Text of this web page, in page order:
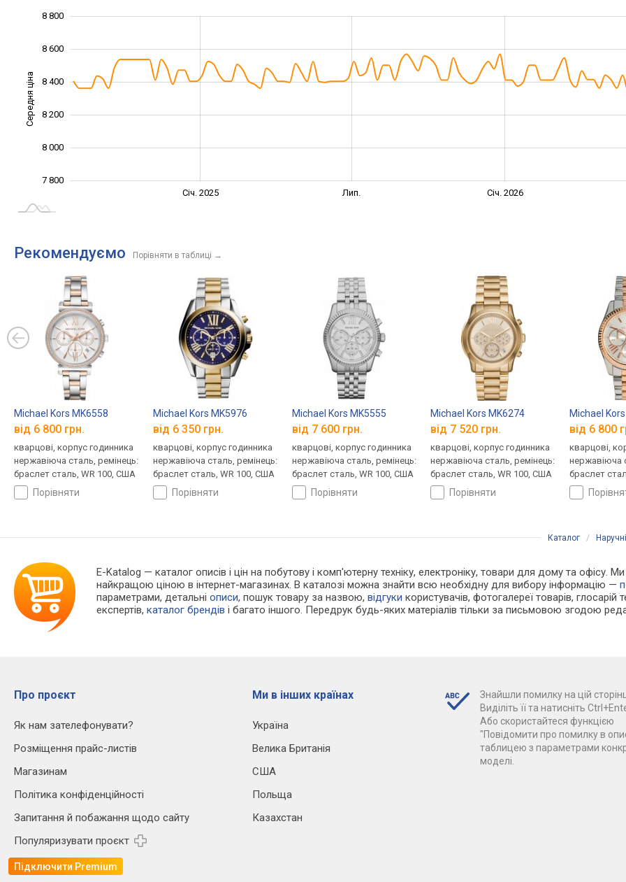
Середня ціна
7 800
8 000
8 200
8 400
8 800
8 600
Січ. 2025 Лип. Січ. 2026
Рекомендуємо Порівняти в таблиці →
Michael Kors MK6558
від 6 800 грн.
кварцові, корпус годинника
нержавіюча сталь, ремінець:
браслет сталь, WR 100, США
порівняти
Michael Kors MK5976
від 6 350 грн.
кварцові, корпус годинника
нержавіюча сталь, ремінець:
браслет сталь, WR 100, США
порівняти
Michael Kors MK5555
від 7 600 грн.
кварцові, корпус годинника
нержавіюча сталь, ремінець:
браслет сталь, WR 100, США
порівняти
Michael Kors MK6274
від 7 520 грн.
кварцові, корпус годинника
нержавіюча сталь, ремінець:
браслет сталь, WR 100, США
порівняти
Michael
від 6 800
кварцові,
нержавіюча
браслет
Каталог /
E-Katalog — каталог описів і цін на побутову і комп'ютерну техніку, електроніку, товари для дому та офісу.
найкращою ціною в інтернет-магазинах. В каталозі можна знайти всю необхідну для вибору інформацію —
параметрами, детальніописи, пошук товару за назвою,відгуки користувачів, фотогалереї товарів, глосарій
експертів,каталог брендів і багато іншого. Передрук будь-яких матеріалів тільки за письмовою згодою
Про проєкт
Як нам зателефонувати?
Розміщення прайс-листів
Магазинам
Політика конфіденційності
Запитання й побажання щодо сайту
Популяризувати проєкт
Підключити Premium
Ми в інших країнах
Україна
Велика Британія
США
Польща
Казахстан
Знайшли помилку на цій
Виділіть її та натисніть
Або скористайтеся функцією
"Повідомити про помилку в
таблицею з параметрами
моделі.